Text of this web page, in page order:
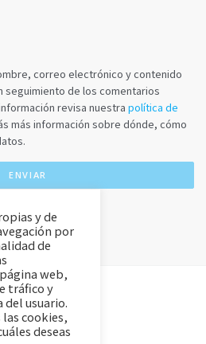
correo electrónico y contenido
seguimiento de los comentarios
revisa nuestra política de
más información sobre dónde, cómo
y de
por
de
web,
tráfico y
del usuario.
cookies,
deseas